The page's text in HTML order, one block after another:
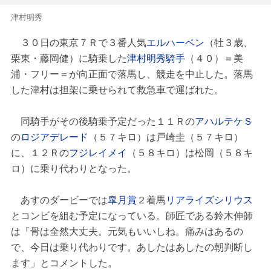
津村明秀
３０日の東京７Ｒで３番人気エルハーベン （牡３歳、
栗東・藤岡健）に騎乗した津村明秀騎手 （４０）＝美
浦・フリー＝が向正面で落馬し、競走を中止した。落馬
した津村は担架に乗せられて救急車で運ばれた。
同騎手がその後騎乗予定だった１１ＲのアハルテケＳ
のロジアデレード
（５７キロ）は戸崎圭（５７キロ）
に、１２Ｒのフジレイメイ
（５８キロ）は松岡（５８キ
ロ）に乗り代わりとなった。
あすのダービーでは皐月賞 ２着馬リアライズシリウス
とコンビを組む予定になっている。師匠である鈴木伸師
は「骨は全然大丈夫。元気もいいしね。痛みはあるの
で、今日は乗り代わりです。あしたはあしたの朝判断し
ます」とコメントした。